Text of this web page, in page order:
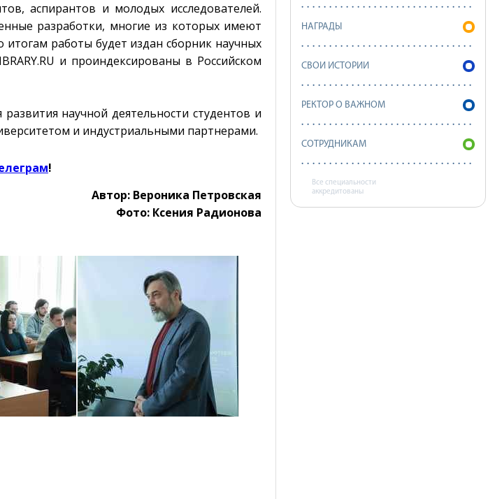
аспирантов и молодых исследователей.
разработки, многие из которых имеют
работы будет издан сборник научных
и проиндексированы в Российском
научной деятельности студентов и
и индустриальными партнерами.
!
Автор: Вероника Петровская
Фото: Ксения Радионова
НАГРАДЫ
СВОИ ИСТОРИИ
РЕКТОР О ВАЖНОМ
СОТРУДНИКАМ
Все специальности
аккредитованы